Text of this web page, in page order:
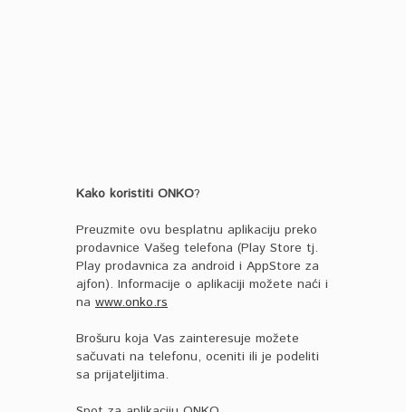
Kako koristiti ONKO?
Preuzmite ovu besplatnu aplikaciju preko
prodavnice Vašeg telefona (Play Store tj.
Play prodavnica za android i AppStore za
ajfon). Informacije o aplikaciji možete naći i
na www.onko.rs
Brošuru koja Vas zainteresuje možete
sačuvati na telefonu, oceniti ili je podeliti
sa prijateljitima.